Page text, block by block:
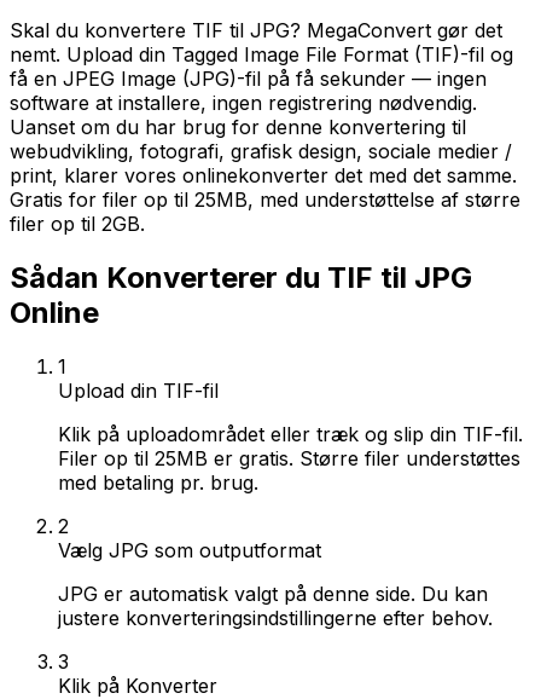
Skal du konvertere TIF til JPG? MegaConvert gør det
nemt. Upload din Tagged Image File Format (TIF)-fil og
få en JPEG Image (JPG)-fil på få sekunder — ingen
software at installere, ingen registrering nødvendig.
Uanset om du har brug for denne konvertering til
webudvikling, fotografi, grafisk design, sociale medier /
print, klarer vores onlinekonverter det med det samme.
Gratis for filer op til 25MB, med understøttelse af større
filer op til 2GB.
Sådan Konverterer du TIF til JPG
Online
1
Upload din TIF-fil
Klik på uploadområdet eller træk og slip din TIF-fil.
Filer op til 25MB er gratis. Større filer understøttes
med betaling pr. brug.
2
Vælg JPG som outputformat
JPG er automatisk valgt på denne side. Du kan
justere konverteringsindstillingerne efter behov.
3
Klik på Konverter